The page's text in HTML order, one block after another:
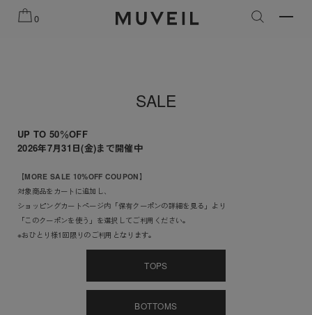
らせ 2026 AUTUMN WINTER COLLECTION 2026
0
SALE
UP TO 50％OFF
2026年7月31日(金)まで開催中
【MORE SALE 10%OFF COUPON】
対象商品をカートに追加し、
ショッピングカートページ内「保有クーポンの詳細を見る」より
「このクーポンを使う」を選択してご利用ください。
※おひとり様1回限りのご利用となります。
TOPS
BOTTOMS